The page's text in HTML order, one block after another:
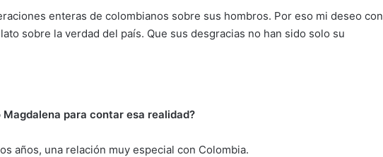
enteras de colombianos sobre sus hombros. Por eso mi deseo con
sobre la verdad del país. Que sus desgracias no han sido solo su
Magdalena para contar esa realidad?
años, una relación muy especial con Colombia.